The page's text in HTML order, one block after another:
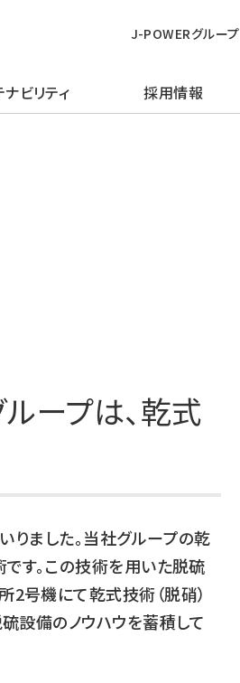
ナビリティ 採用情報
J-POWERグループ
ープは、乾式
ました。当社グループの乾
す。この技術を用いた脱硫
2号機にて乾式技術（脱硝）
設備のノウハウを蓄積して